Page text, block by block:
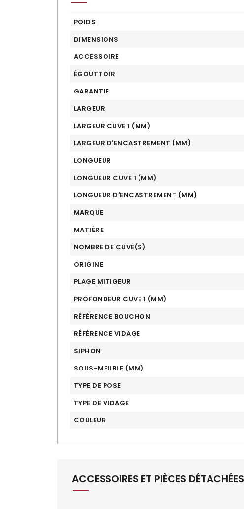
POIDS
DIMENSIONS
ACCESSOIRE
ÉGOUTTOIR
GARANTIE
LARGEUR
LARGEUR CUVE 1 (MM)
LARGEUR D'ENCASTREMENT (MM)
LONGUEUR
LONGUEUR CUVE 1 (MM)
LONGUEUR D'ENCASTREMENT (MM)
MARQUE
MATIÈRE
NOMBRE DE CUVE(S)
ORIGINE
PLAGE MITIGEUR
PROFONDEUR CUVE 1 (MM)
RÉFÉRENCE BOUCHON
RÉFÉRENCE VIDAGE
SIPHON
SOUS-MEUBLE (MM)
TYPE DE POSE
TYPE DE VIDAGE
COULEUR
ACCESSOIRES ET PIÈCES DÉTACHÉES